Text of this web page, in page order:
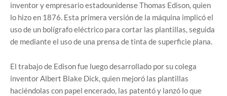
inventor y empresario estadounidense Thomas Edison, quien
lo hizo en 1876. Esta primera versión de la máquina implicó el
uso de un bolígrafo eléctrico para cortar las plantillas, seguida
de mediante el uso de una prensa de tinta de superficie plana.
El trabajo de Edison fue luego desarrollado por su colega
inventor Albert Blake Dick, quien mejoró las plantillas
haciéndolas con papel encerado, las patentó y lanzó lo que